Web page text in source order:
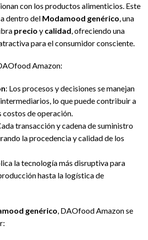
con los productos alimenticios. Este
dentro del Modamood genérico , una
precio y calidad , ofreciendo una
para el consumidor consciente.
Amazon:
: Los procesos y decisiones se manejan
lo que puede contribuir a
costos de operación.
transacción y cadena de suministro
la procedencia y calidad de los
la tecnología más disruptiva para
hasta la logística de
genérico, DAOfood Amazon se